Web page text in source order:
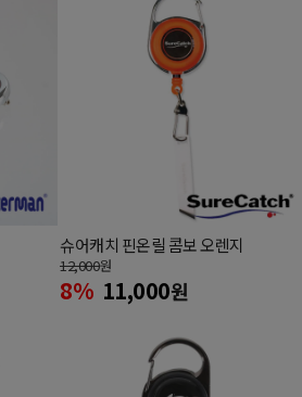
슈어캐치 핀온릴 콤보 오렌지
12,000원
8% 11,000원